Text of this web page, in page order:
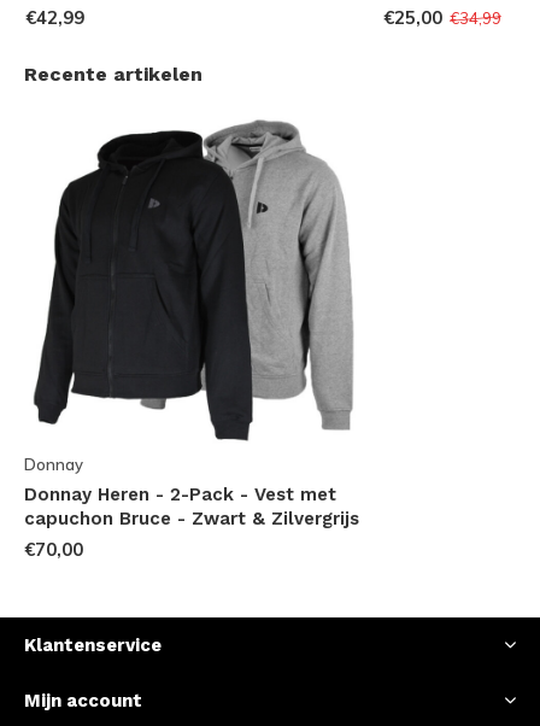
€42,99 €25,00 €34,99
Recente artikelen
Donnay
Donnay Heren - 2-Pack - Vest met
capuchon Bruce - Zwart & Zilvergrijs
€70,00
Klantenservice
Mijn account